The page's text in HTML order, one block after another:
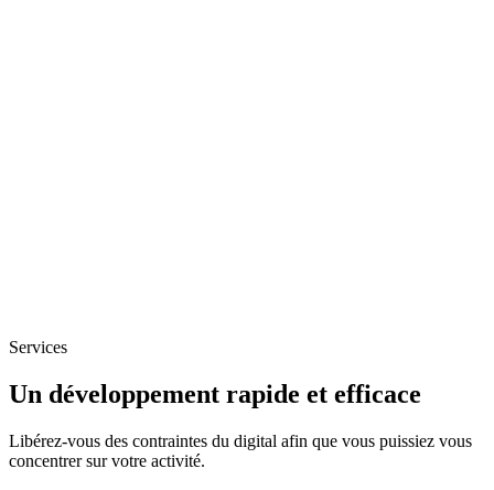
Services
Un développement rapide et efficace
Libérez-vous des contraintes du digital afin que vous puissiez vous
concentrer sur votre activité.